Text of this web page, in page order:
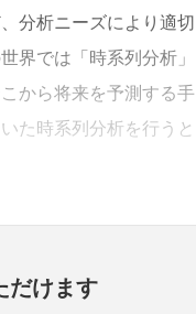
分析ニーズにより適切
界では「時系列分析」
から将来を予測する手
た時系列分析を行うと
だけます